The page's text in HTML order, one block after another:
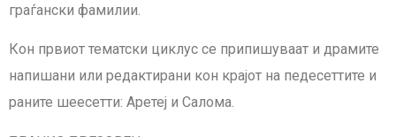
граѓански фамилии.
Кон првиот тематски циклус се припишуваат и драмите
напишани или редактирани кон крајот на педесеттите и
раните шеесетти: Аретеј и Салома.